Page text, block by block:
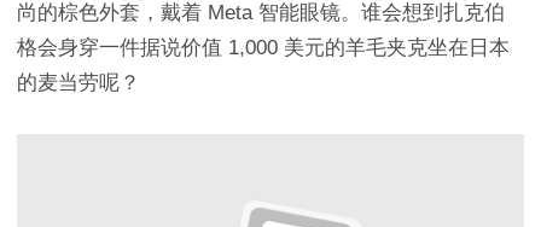
尚的棕色外套，戴着 Meta 智能眼镜。谁会想到扎克伯
格会身穿一件据说价值 1,000 美元的羊毛夹克坐在日本
的麦当劳呢？